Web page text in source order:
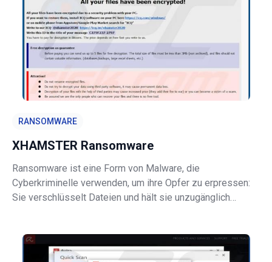
RANSOMWARE
XHAMSTER Ransomware
Ransomware ist eine Form von Malware, die
Cyberkriminelle verwenden, um ihre Opfer zu erpressen:
Sie verschlüsselt Dateien und hält sie unzugänglich
ausschließlich die Angreifer zur